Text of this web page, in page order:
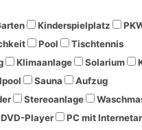
Kinderspielplatz
Pool
Tischtennis
Klimaanlage Solarium
Sauna
Aufzug
Stereoanlage
DVD-Player PC mit